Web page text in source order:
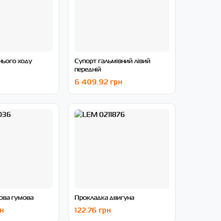
ходу
Супорт гальмівний лівий
передній
6 409.92 грн
гумова Прокладка двигуна
122.76 грн